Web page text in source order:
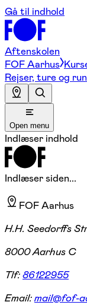
Gå til indhold
Aftenskolen
FOF Aarhus
Rejser, ture og
Open menu
Indlæser indhold
Indlæser siden...
FOF Aarhus
H.H. Seedorffs
8000 Aarhus C
Tlf:86122955
Email:mail@fof-